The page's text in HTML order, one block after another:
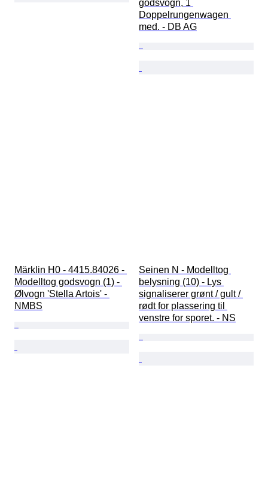
godsvogn, 1
Doppelrungenwagen
med. - DB AG
Märklin H0 - 4415.84026 -
Modelltog godsvogn (1) -
Ølvogn 'Stella Artois' -
NMBS
Seinen N - Modelltog
belysning (10) - Lys
signaliserer grønt / gult /
rødt for plassering til
venstre for sporet. - NS